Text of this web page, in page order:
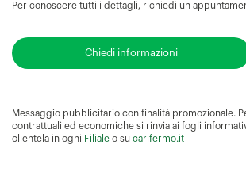
Per conoscere tutti i dettagli, richiedi un
Chiedi informazioni
Messaggio pubblicitario con finalità promozionale.
contrattuali ed economiche si rinvia ai fogli
clientela in ogni Filiale o su carifermo.it